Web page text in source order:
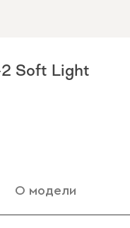
2 Soft Light
О модели